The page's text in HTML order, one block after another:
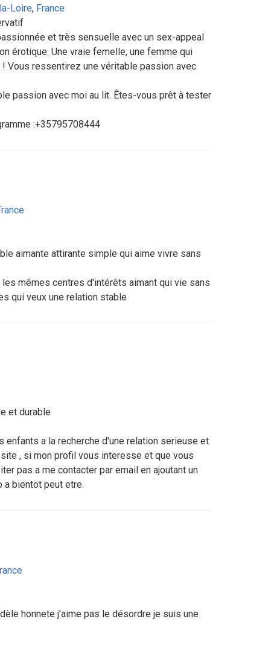
Loire, France
et très sensuelle avec un sex-appeal
érotique. Une vraie femelle, une femme qui
Vous ressentirez une véritable passion avec
passion avec moi au lit. Êtes-vous prêt à tester
:+35795708444
aimante attirante simple qui aime vivre sans
mêmes centres d'intérêts aimant qui vie sans
qui veux une relation stable
et durable
enfants a la recherche d'une relation serieuse et
, si mon profil vous interesse et que vous
pas a me contacter par email en ajoutant un
a bientot peut etre.
honnete j'aime pas le désordre je suis une